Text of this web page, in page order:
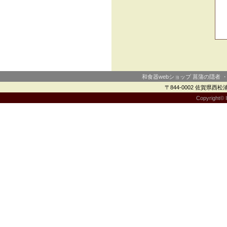
和食器webショップ 菖蒲の隠者
〒844-0002 佐賀県西松
Copyright©